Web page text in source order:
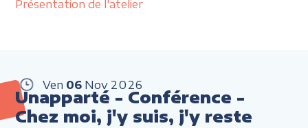
Présentation de l'atelier
Ven 06 Nov 2026
Unapparté - Conférence -
Chez moi, j'y suis, j'y reste